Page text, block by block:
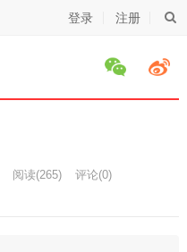
登录 注册
阅读(265) 评论(0)